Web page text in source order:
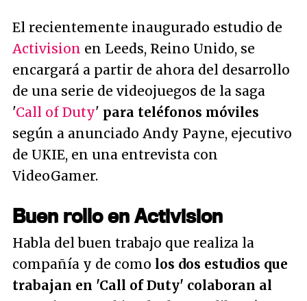
El recientemente inaugurado estudio de
Activision en Leeds, Reino Unido, se
encargará a partir de ahora del desarrollo
de una serie de videojuegos de la saga
'Call of Duty' para teléfonos móviles
según a anunciado Andy Payne, ejecutivo
de UKIE, en una entrevista con
VideoGamer.
Buen rollo en Activision
Habla del buen trabajo que realiza la
compañía y de como los dos estudios que
trabajan en 'Call of Duty' colaboran al